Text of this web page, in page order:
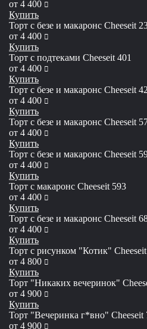
от 4 400 руб
Купить
Торт с безе и макаронс Сheeseit
от 4 400 руб
Купить
Торт с подтеками Cheeseit 401
от 4 400 руб
Купить
Торт с безе и макаронс Cheeseit
от 4 400 руб
Купить
Торт с безе и макаронс Cheeseit
от 4 400 руб
Купить
Торт с безе и макаронс Cheeseit
от 4 400 руб
Купить
Торт с макаронс Cheeseit 593
от 4 400 руб
Купить
Торт с безе и макаронс Сheeseit
от 4 400 руб
Купить
Торт с рисунком "Котик"
от 4 800 руб
Купить
Торт "Никаких вечеринок"
от 4 900 руб
Купить
Торт "Вечеринка г*вно" Сheeseit
от 4 900 руб